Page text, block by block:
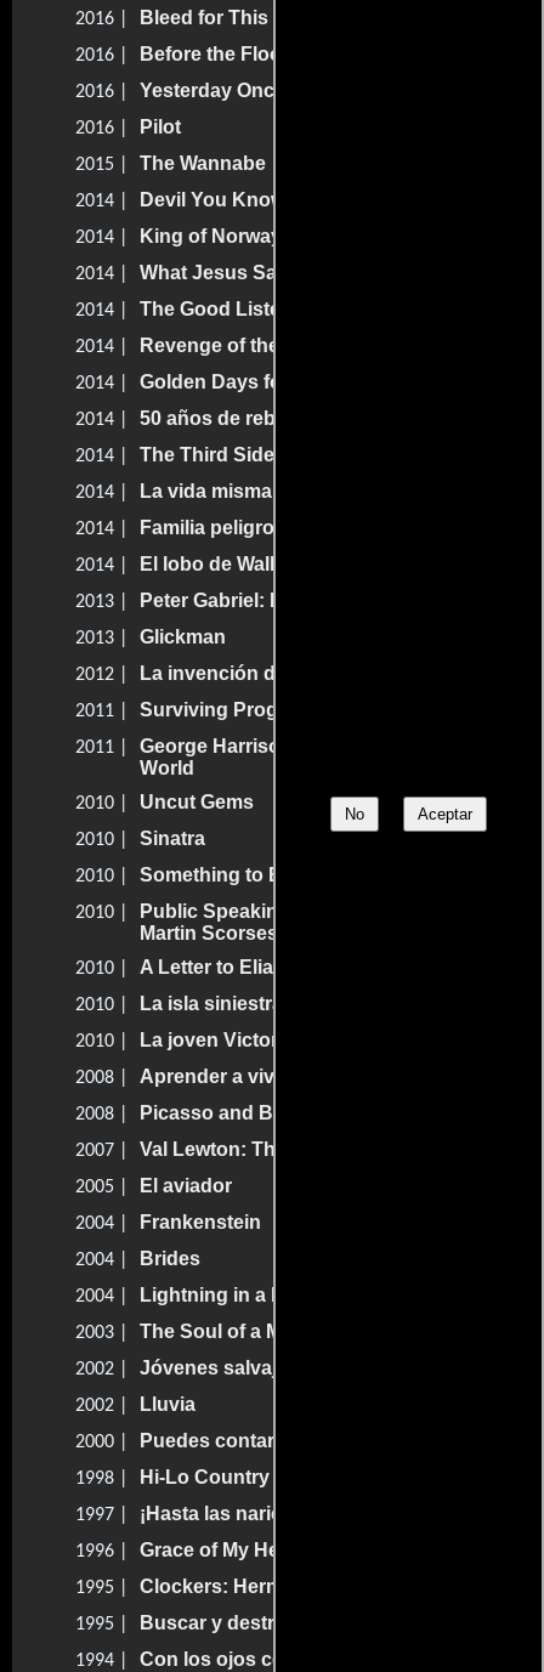
No Aceptar
2016 | Bleed for This
2016 | Before the Flood
2016 | Yesterday Once More
2016 | Pilot
2015 | The Wannabe
2014 | Devil You Know
2014 | King of Norway
2014 | What Jesus Said
2014 | The Good Listener
2014 | Revenge of the Green Dragons
2014 | Golden Days for Boys and Girls
2014 | 50 años de rebeldía
2014 | The Third Side of the River
2014 | La vida misma
2014 | Familia peligrosa
2014 | El lobo de Wall Street
2013 | Peter Gabriel: Live in Athens 1987
2013 | Glickman
2012 | La invención de Hugo Cabret
2011 | Surviving Progress
2011 |
George Harrison: Living in the Material
World
2010 | Uncut Gems
2010 | Sinatra
2010 | Something to Believe In
2010 |
Public Speaking. Fran Lebowitz por
Martin Scorsese
2010 | A Letter to Elia
2010 | La isla siniestra
2010 | La joven Victoria
2008 | Aprender a vivir
2008 | Picasso and Braque Go to the Movies
2007 | Val Lewton: The Man in the Shadows
2005 | El aviador
2004 | Frankenstein
2004 | Brides
2004 | Lightning in a Bottle
2003 | The Soul of a Man
2002 | Jóvenes salvajes
2002 | Lluvia
2000 | Puedes contar conmigo
1998 | Hi-Lo Country
1997 | ¡Hasta las narices!
1996 | Grace of My Heart
1995 | Clockers: Hermanos de sangre
1995 | Buscar y destruir
1994 | Con los ojos cerrados